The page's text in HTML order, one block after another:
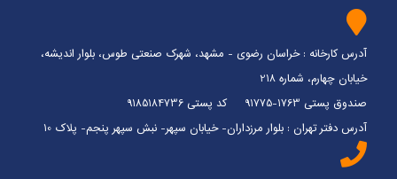
آدرس کارخانه : خراسان رضوی - مشهد، شهرک صنعتی طوس، بلوار اندیشه،
خیابان چهارم، شماره 218
صندوق پستی 1763-91775 کد پستی 9185184736
آدرس دفتر تهران : بلوار مرزداران- خیابان سپهر- نبش سپهر پنجم- پلاک 10